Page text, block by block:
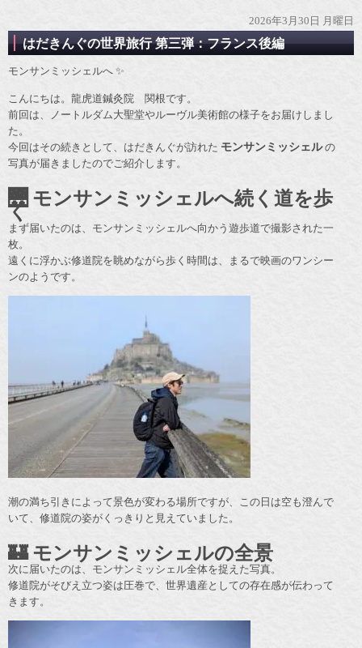
2026年3月30日 月曜日
はだきんぐの世界旅行 第三弾：フランス後編
モンサンミッシェルへ ✨
こんにちは。龍虎道鍼灸院 関根です。
前回は、ノートルダム大聖堂やルーヴル美術館の様子をお届けしまし
た。
今回はその続きとして、はだきんぐが訪れた モンサンミッシェルの
写真が届きましたのでご紹介します。
🌉 モンサンミッシェルへ続く道を歩
く
まず届いたのは、モンサンミッシェルへ向かう遊歩道で撮影された一
枚。
遠くに浮かぶ修道院を眺めながら歩く時間は、まるで映画のワンシー
ンのようです。
潮の満ち引きによって景色が変わる場所ですが、この日は空も澄んで
いて、修道院の姿がくっきりと見えていました。
🏰 モンサンミッシェルの全景
次に届いたのは、モンサンミッシェル全体を捉えた写真。
修道院がそびえ立つ姿は圧巻で、世界遺産としての存在感が伝わって
きます。